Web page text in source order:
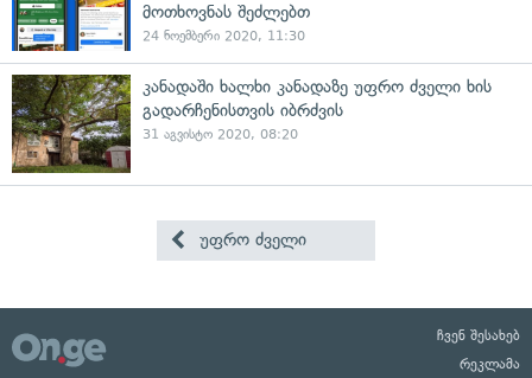
მოთხოვნას შეძლებთ
24 ნოემბერი 2020, 11:30
კანადაში ხალხი კანადაზე უფრო ძველი ხის
გადარჩენისთვის იბრძვის
31 აგვისტო 2020, 08:20
უფრო ძველი
ჩვენ შესახებ
რეკლამა